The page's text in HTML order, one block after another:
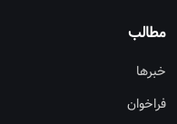
مطالب
خبرها
فراخوان